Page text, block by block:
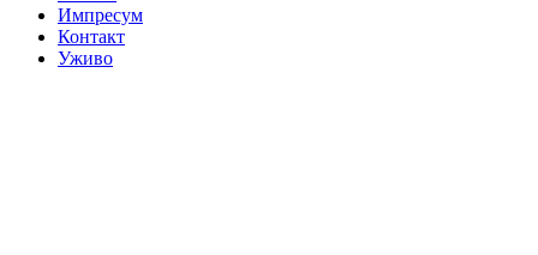
Импресум
Контакт
Уживо